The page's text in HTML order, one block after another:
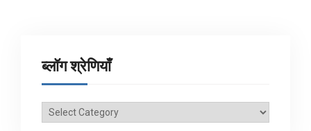
ब्लॉग श्रेणियाँ
ब्लॉग